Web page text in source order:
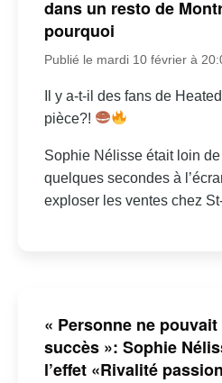
dans un resto de
pourquoi
Publié le mardi 10 février à
Il y a-t-il des fans de
pièce?!
Sophie Nélisse était loin
quelques secondes à
exploser les ventes chez
« Personne ne
succès »: Sophie
l’effet «Rivalité